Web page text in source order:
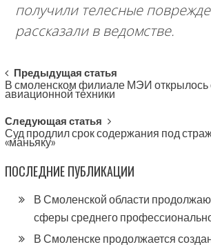
получили телесные
рассказали в ведомстве.
Post
navigation
Предыдущая статья
В смоленском филиале МЭИ открылось
авиационной техники
Следующая статья
Суд продлил срок содержания под
«маньяку»
ПОСЛЕДНИЕ ПУБЛИКАЦИИ
В Смоленской области
сферы среднего
В Смоленске продолжается